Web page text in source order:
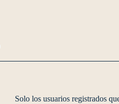
Solo los usuarios registrados